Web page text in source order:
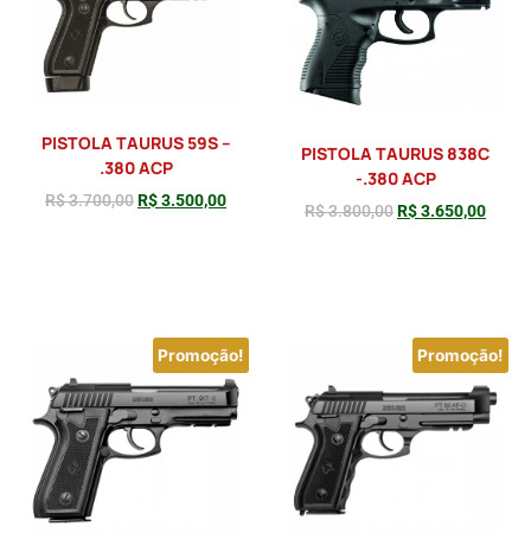
PISTOLA TAURUS 59S –
.380 ACP
R$3.700,00R$3.500,00
PISTOLA TAURUS 838C
-.380 ACP
R$3.800,00R$3.650,00
Promoção! Promoção!